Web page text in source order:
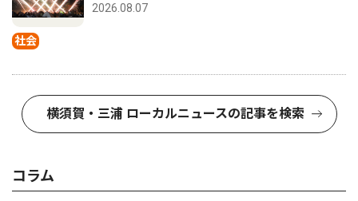
社会
2026.08.07
横須賀・三浦 ローカルニュースの記事を検索
コラム